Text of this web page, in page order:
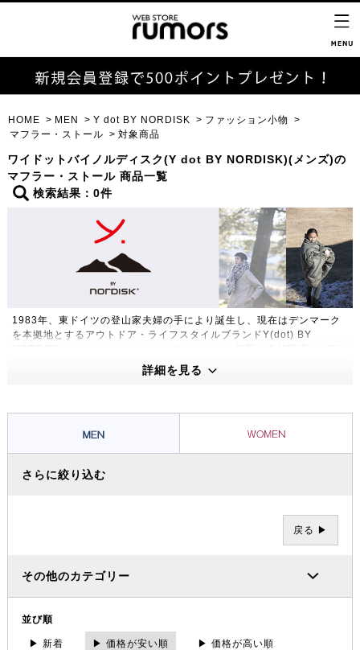
HOME MEN Y dot BY NORDISK
ファッション小物
マフラー・ストール
対象商品
ワイドットバイノルディスク(Y dot BY NORDISK)(メンズ)の
マフラー・ストール 商品一覧
検索結果：0件
1983年、東ドイツの登山家夫婦の手により誕生し、現在はデンマーク
を本拠地とするアウトドア・ライフスタイルブランドY(dot) BY
えうる高い機能性・保温性をもつプロダクトは、アウトドアのプロフェ
ッショナルたちから信頼を集め、数々の過酷な冒険やレースを支えてき
詳細を見る
さらに絞り込む
戻る ▶
その他のカテゴリー
並び順
▶ 新着 ▶ 価格が安い順 ▶ 価格が高い順